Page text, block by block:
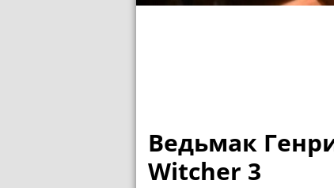
Ведьмак
Witcher 3